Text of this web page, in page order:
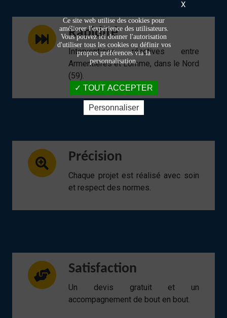
Rapidité
Interventions réactives entre
Armentières et Lomme, dans le Nord
(59).
Précision
Chaque projet est réalisé avec soin
et respect des normes.
Satisfaction
Un devis gratuit et un
accompagnement de bout en bout.
X
Ce site web utilise des cookies pour
améliorer l'expérience des utilisateurs.
Vous pouvez ici donner l'autorisation
d'utiliser tous les cookies ou définir vos
propres préférences via la
personnalisation.
TOUT ACCEPTER
Personnaliser